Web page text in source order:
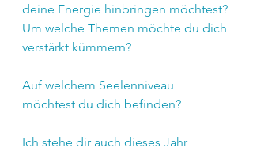
deine Energie hinbringen möchtest?
Um welche Themen möchte du dich
verstärkt kümmern?
Auf welchem Seelenniveau
möchtest du dich befinden?
Ich stehe dir auch dieses Jahr